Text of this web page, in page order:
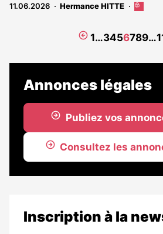
11.06.2026 Hermance HITTE
Cet
réservé
Page
1…3456789…
Annonces légales
Publiez vos
Consultez les
Inscription à la